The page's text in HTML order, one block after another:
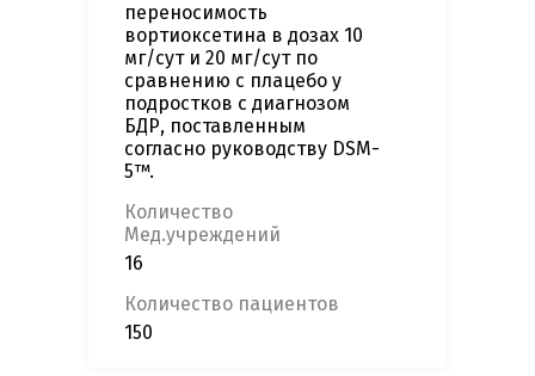
переносимость
вортиоксетина в дозах 10
мг/сут и 20 мг/сут по
сравнению с плацебо у
подростков с диагнозом
БДР, поставленным
согласно руководству DSM-
5™.
Количество
Мед.учреждений
16
Количество пациентов
150